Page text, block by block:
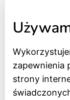
Strona
Bilety
BIP
Oceń
zapewnienia
strony